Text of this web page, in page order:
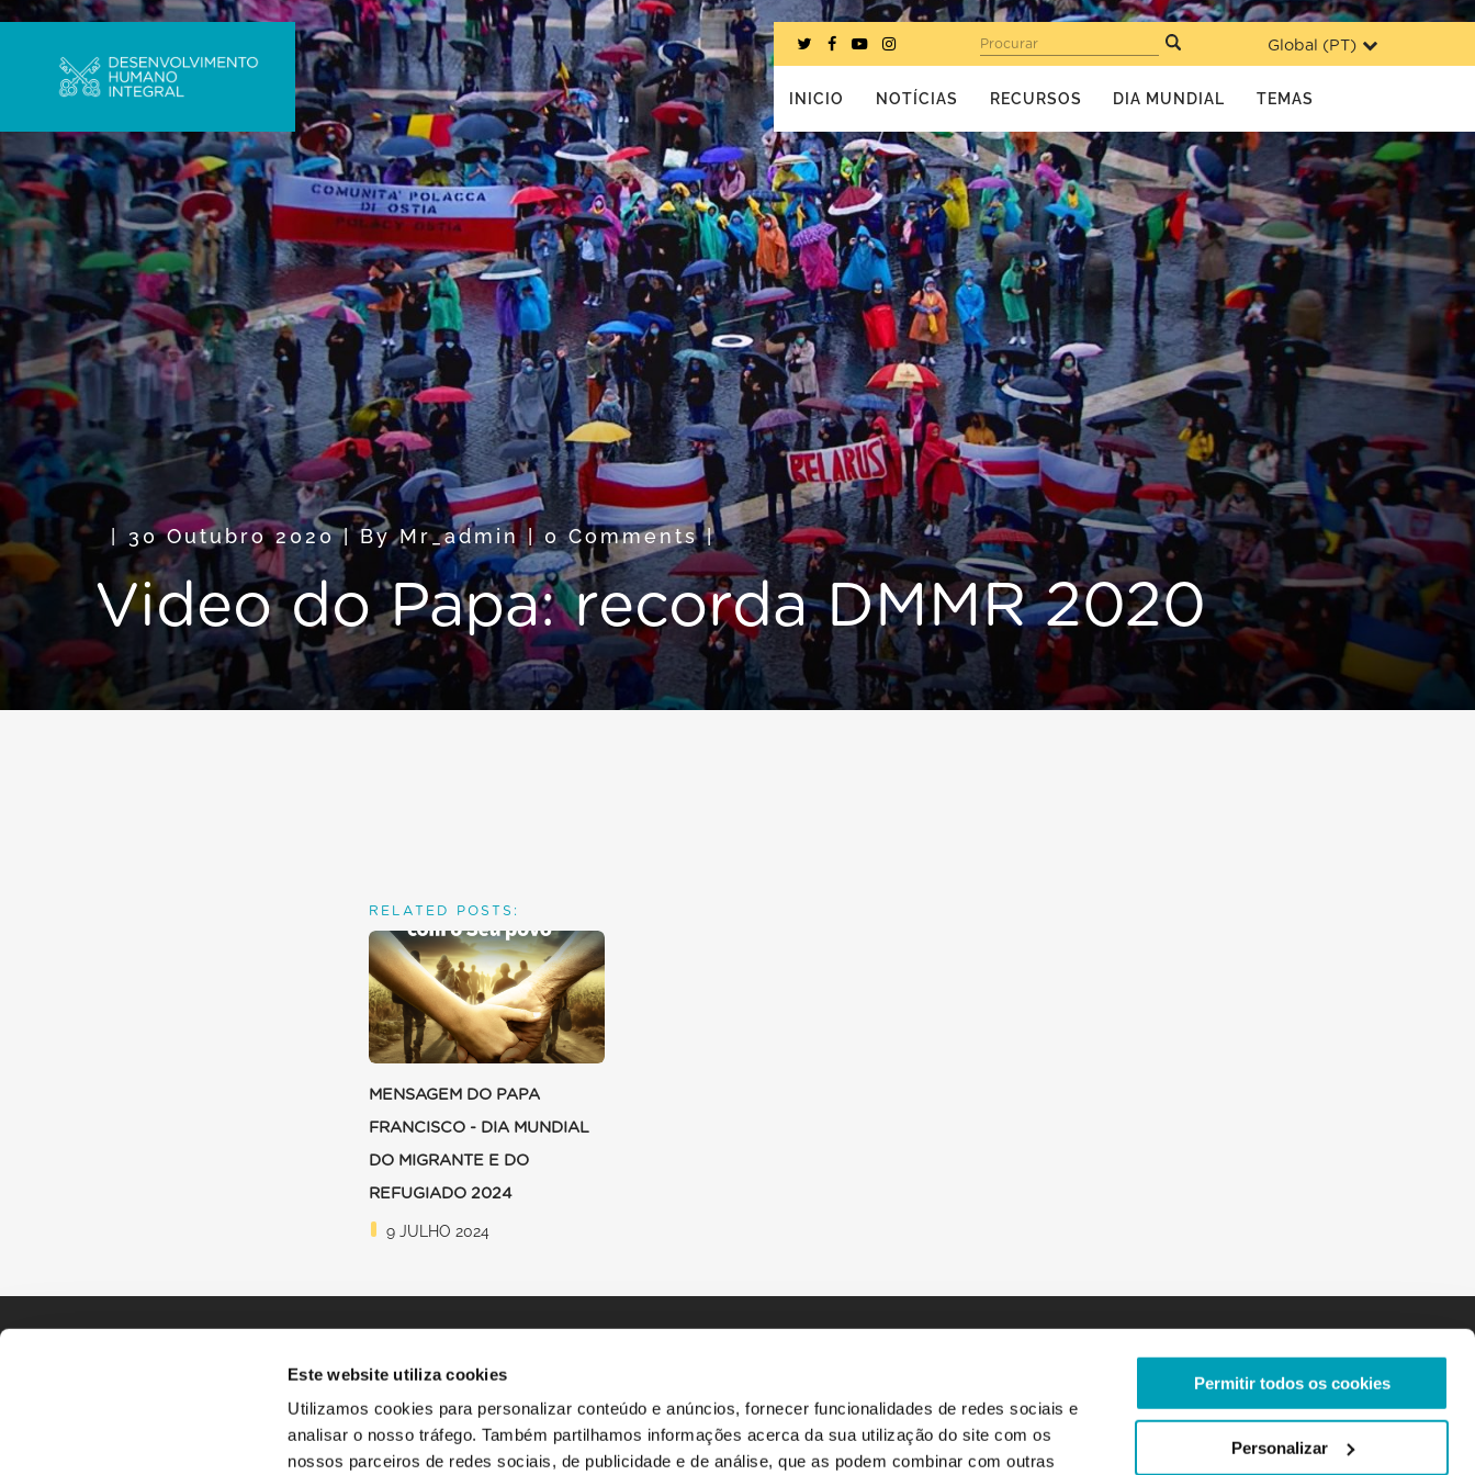
Este website utiliza cookies
Utilizamos cookies para personalizar conteúdo e anúncios, fornecer funcionalidades de redes sociais e
analisar o nosso tráfego. Também partilhamos informações acerca da sua utilização do site com os
nossos parceiros de redes sociais, de publicidade e de análise, que as podem combinar com outras
Permitir todos os cookies
Personalizar
Global (PT)
Procurar
INICIO NOTÍCIAS RECURSOS DIA MUNDIAL TEMAS
30 Outubro 2020| ByMr_admin | 0 Comments |
Video do Papa: recorda DMMR 2020
RELATED POSTS:
MENSAGEM DO PAPA
FRANCISCO - DIA MUNDIAL
DO MIGRANTE E DO
REFUGIADO 2024
9 JULHO 2024
INÍCIO HISTÓRIAS RECURSOS